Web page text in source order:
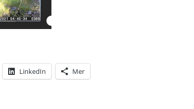
LinkedIn Mer